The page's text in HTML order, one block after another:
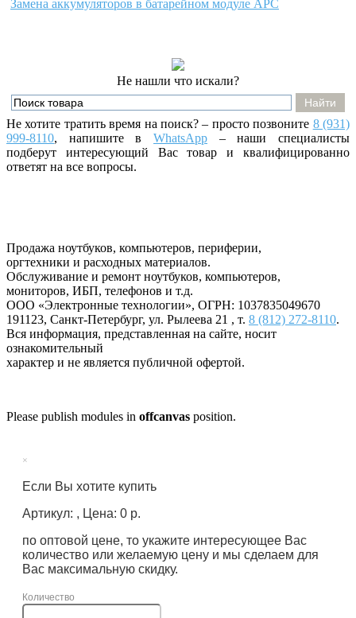
Замена аккумуляторов в батарейном модуле APC
Не нашли что искали?
Не хотите тратить время на поиск? – просто позвоните 8 (931)
999-8110, напишитевWhatsApp – наши специалисты
подберут интересующий Вас товар и квалифицированно
ответят на все вопросы.
Продажа ноутбуков, компьютеров, периферии,
оргтехники и расходных материалов.
Обслуживание и ремонт ноутбуков, компьютеров,
мониторов, ИБП, телефонов и т.д.
ООО «Электронные технологии», ОГРН: 1037835049670
191123, Санкт-Петербург, ул. Рылеева 21 , т. 8 (812) 272-8110.
Вся информация, представленная на сайте, носит
ознакомительный
характер и не является публичной офертой.
Please publish modules in offcanvas position.
×
Если Вы хотите купить
Артикул: , Цена: 0 р.
по оптовой цене, то укажите интересующее Вас
количество или желаемую цену и мы сделаем для
Вас максимальную скидку.
Количество